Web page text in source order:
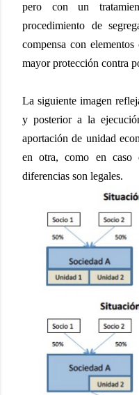
pero con un
procedimiento de
compensa con
mayor protección contra
La siguiente imagen
y posterior a la
aportación de unidad
en otra, como en caso
diferencias son legales.